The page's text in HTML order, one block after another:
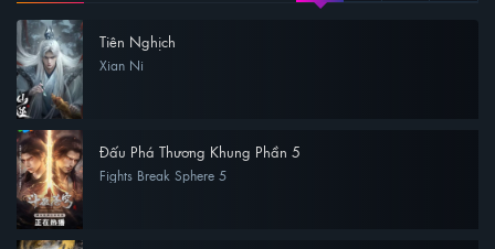
Tiên Nghịch
Xian Ni
Đấu Phá Thương Khung Phần 5
Fights Break Sphere 5